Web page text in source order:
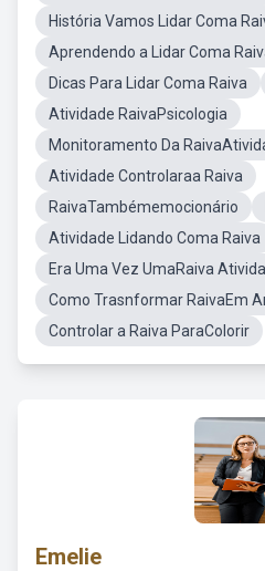
História Vamos Lidar Coma
Aprendendo a Lidar Coma
Dicas Para Lidar Coma Raiva
Atividade RaivaPsicologia
Monitoramento Da
Atividade Controlaraa Raiva
RaivaTambémemocionário
Atividade Lidando Coma Raiva
Era Uma Vez UmaRaiva
Como Trasnformar RaivaEm
Controlar a Raiva ParaColorir
Emelie